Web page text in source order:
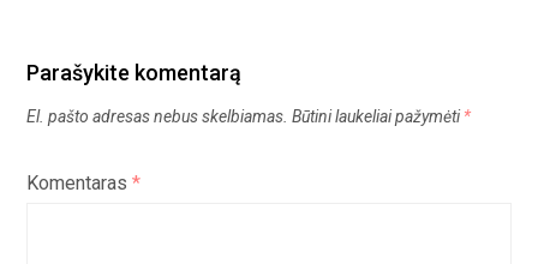
Parašykite komentarą
El. pašto adresas nebus skelbiamas. Būtini laukeliai pažymėti*
Komentaras*